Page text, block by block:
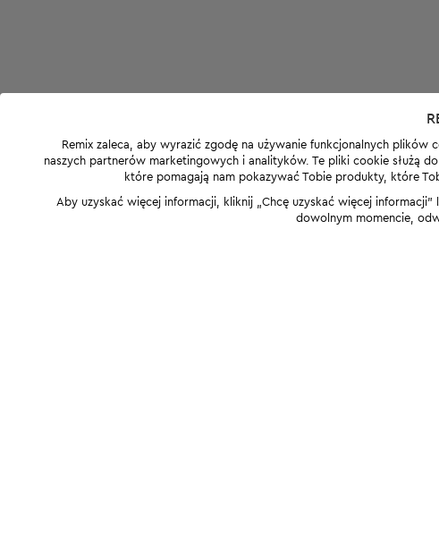
Remix zaleca, aby wyrazić zgodę na używanie funkcjonalnych
naszych partnerów marketingowych i analityków. Te pliki cookie służą
które pomagają nam pokazywać Tobie produkty, które
Aby uzyskać więcej informacji, kliknij „Chcę uzyskać więcej
dowolnym momencie,